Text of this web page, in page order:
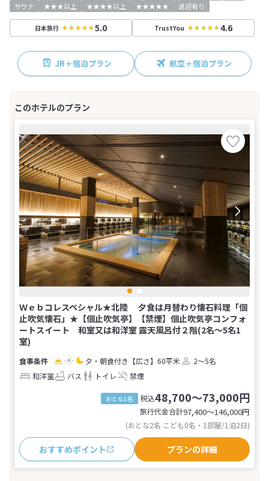
サウナ
★★★以上 ★★★★以上 ★★★★★ 送迎有り
日本旅行 5.0 TrustYou 4.6
JR＋宿泊プラン 航空＋宿泊プラン
Ｗｅｂコレスペシャル★北陸 夕食は月替わり懐石料理「個
止吹気懐石」★【個止吹気亭】【禁煙】個止吹気亭コンフォ
ートスイート 和室又は和洋室 露天風呂付２階(2名～5名1
室)
夕・朝食付き 【広さ】60平米
2～5名
和洋室
バス トイレ 禁煙
おとな1名 税込48,700～73,000円
旅行代金合計97,400〜146,000円
(おとな2名 こども0名・1部屋/1泊2日)
おすすめポイント プランの詳細